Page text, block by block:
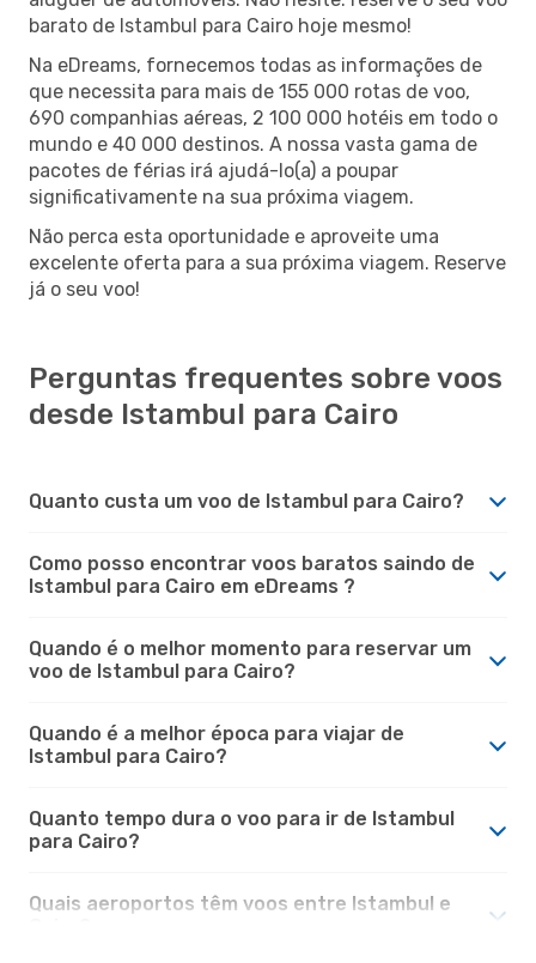
barato de Istambul para Cairo hoje mesmo!
Na eDreams, fornecemos todas as informações de
que necessita para mais de 155 000 rotas de voo,
690 companhias aéreas, 2 100 000 hotéis em todo o
mundo e 40 000 destinos. A nossa vasta gama de
pacotes de férias irá ajudá-lo(a) a poupar
significativamente na sua próxima viagem.
Não perca esta oportunidade e aproveite uma
excelente oferta para a sua próxima viagem. Reserve
já o seu voo!
Perguntas frequentes sobre voos
desde Istambul para Cairo
Quanto custa um voo de Istambul para Cairo?
Como posso encontrar voos baratos saindo de
Istambul para Cairo em eDreams ?
Quando é o melhor momento para reservar um
voo de Istambul para Cairo?
Quando é a melhor época para viajar de
Istambul para Cairo?
Quanto tempo dura o voo para ir de Istambul
para Cairo?
Quais aeroportos têm voos entre Istambul e